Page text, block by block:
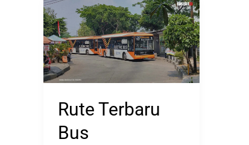
Rute Terbaru
Bus